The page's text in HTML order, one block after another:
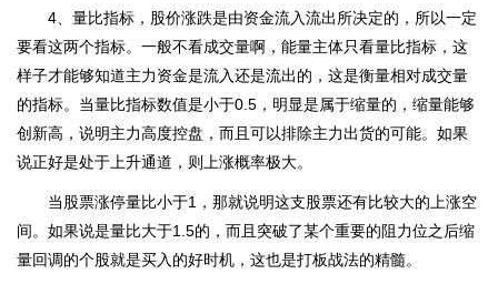
4、量比指标，股价涨跌是由资金流入流出所决定的，所以一定
要看这两个指标。一般不看成交量啊，能量主体只看量比指标，这
样子才能够知道主力资金是流入还是流出的，这是衡量相对成交量
的指标。当量比指标数值是小于0.5，明显是属于缩量的，缩量能够
创新高，说明主力高度控盘，而且可以排除主力出货的可能。如果
说正好是处于上升通道，则上涨概率极大。
当股票涨停量比小于1，那就说明这支股票还有比较大的上涨空
间。如果说是量比大于1.5的，而且突破了某个重要的阻力位之后缩
量回调的个股就是买入的好时机，这也是打板战法的精髓。